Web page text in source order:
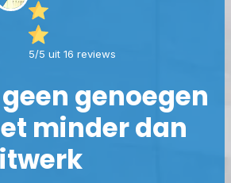
5/5 uit 16 reviews
genoegen
minder dan